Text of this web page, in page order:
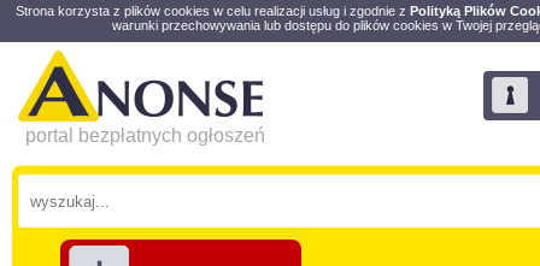
Strona korzysta z plików cookies w celu realizacji usług i zgodnie z Polityką Plików
warunki przechowywania lub dostępu do plików cookies w Twojej
portal bezpłatnych ogłoszeń